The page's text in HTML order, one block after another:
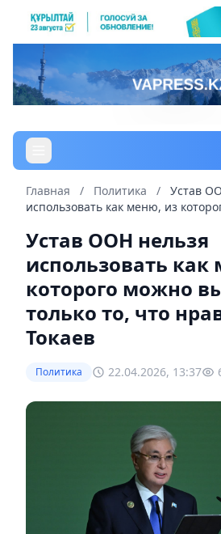
Главная / Политика /
Устав
использовать как меню, из
Устав ООН нельзя
использовать
которого можно
только то, что
Токаев
Политика 22.04.2026, 13:37